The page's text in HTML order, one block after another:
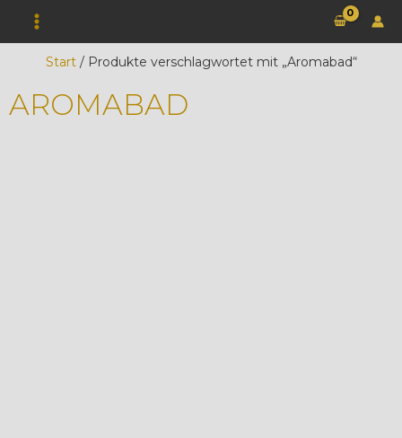
Inhalt
springen
Start/ Produkte verschlagwortet mit „Aromabad“
AROMABAD